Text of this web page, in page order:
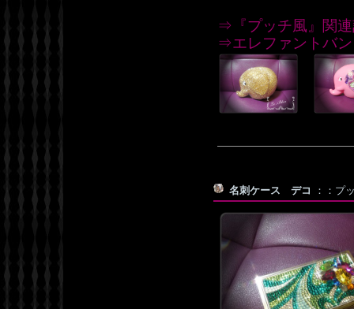
⇒『プッチ風』関
⇒エレファントバ
名刺ケース デコ ：：プ